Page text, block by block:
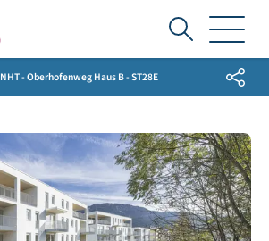
Ich
suche...
NHT - Oberhofenweg Haus B - ST28E Share